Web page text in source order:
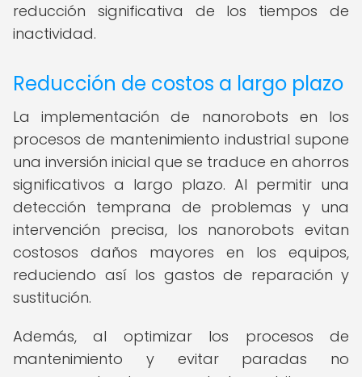
reducción significativa de los tiempos de
inactividad.
Reducción de costos a largo plazo
La implementación de nanorobots en los
procesos de mantenimiento industrial supone
una inversión inicial que se traduce en ahorros
significativos a largo plazo. Al permitir una
detección temprana de problemas y una
intervención precisa, los nanorobots evitan
costosos daños mayores en los equipos,
reduciendo así los gastos de reparación y
sustitución.
Además, al optimizar los procesos de
mantenimiento y evitar paradas no